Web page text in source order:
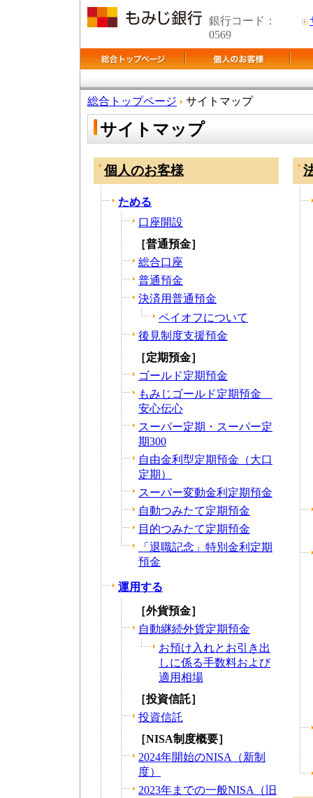
銀行コード：
0569
総合トップページ サイトマップ
サイトマップ
個人のお客様
ためる
口座開設
［普通預金］
総合口座
普通預金
決済用普通預金
ペイオフについて
後見制度支援預金
［定期預金］
ゴールド定期預金
もみじゴールド定期預金
安心伝心
スーパー定期・スーパー定
期300
自由金利型定期預金（大口
定期）
スーパー変動金利定期預金
自動つみたて定期預金
目的つみたて定期預金
「退職記念」特別金利定期
預金
運用する
［外貨預金］
自動継続外貨定期預金
お預け入れとお引き出
しに係る手数料および
適用相場
［投資信託］
投資信託
［NISA制度概要］
2024年開始のNISA（新制
度）
2023年までの一般NISA（旧